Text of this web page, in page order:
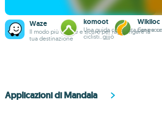
Waze
Il modo più veloce e sicuro per raggiungere la
tua destinazione
komoot
Una guida completa per
ciclisti..gjjjò
Wikiloc
Crea e
Applicazioni di Mandala